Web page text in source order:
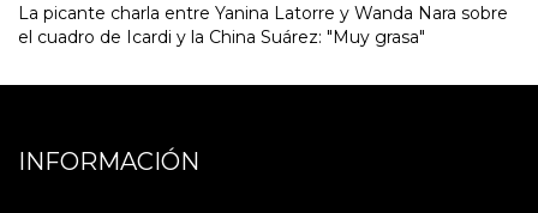
La picante charla entre Yanina Latorre y Wanda Nara sobre
el cuadro de Icardi y la China Suárez: "Muy grasa"
INFORMACIÓN